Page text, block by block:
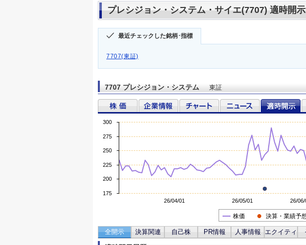
プレシジョン・システム・サイエ(7707) 適時開示
最近チェックした銘柄･指標
7707(東証)
7707 プレシジョン・システム 東証